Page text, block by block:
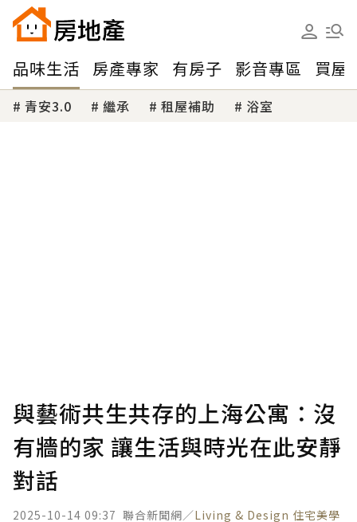
品味生活 房產專家 有房子 影音專區 買屋
青安3.0 繼承 租屋補助 浴室
與藝術共生共存的上海公寓：沒
有牆的家 讓生活與時光在此安靜
對話
2025-10-14 09:37 聯合新聞網／Living & Design 住宅美學